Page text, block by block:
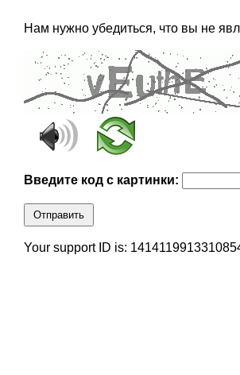
Нам нужно убедиться, что вы не
Введите код с картинки:
Отправить
Your support ID is: